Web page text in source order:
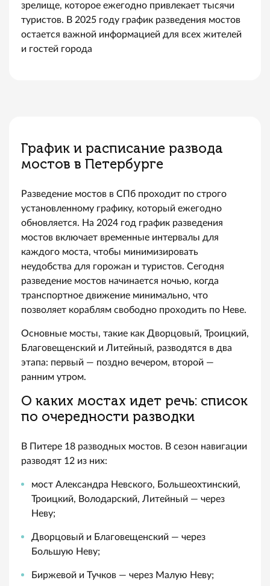
зрелище, которое ежегодно привлекает тысячи
туристов. В 2025 году график разведения мостов
остается важной информацией для всех жителей
и гостей города
График и расписание развода
мостов в Петербурге
Разведение мостов в СПб проходит по строго
установленному графику, который ежегодно
обновляется. На 2024 год график разведения
мостов включает временные интервалы для
каждого моста, чтобы минимизировать
неудобства для горожан и туристов. Сегодня
разведение мостов начинается ночью, когда
транспортное движение минимально, что
позволяет кораблям свободно проходить по Неве.
Основные мосты, такие как Дворцовый, Троицкий,
Благовещенский и Литейный, разводятся в два
этапа: первый — поздно вечером, второй —
ранним утром.
О каких мостах идет речь: список
по очередности разводки
В Питере 18 разводных мостов. В сезон навигации
разводят 12 из них:
мост Александра Невского, Большеохтинский,
Троицкий, Володарский, Литейный — через
Неву;
Дворцовый и Благовещенский — через
Большую Неву;
Биржевой и Тучков — через Малую Неву;